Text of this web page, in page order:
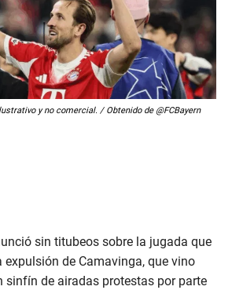
y no comercial. / Obtenido de @FCBayern
sin titubeos sobre la jugada que
expulsión de Camavinga, que vino
sinfín de airadas protestas por parte